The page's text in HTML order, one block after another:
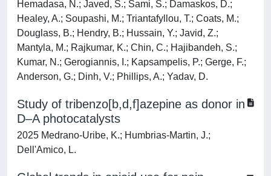
Hemadasa, N.; Javed, S.; Sami, S.; Damaskos, D.;
Healey, A.; Soupashi, M.; Triantafyllou, T.; Coats, M.;
Douglass, B.; Hendry, B.; Hussain, Y.; Javid, Z.;
Mantyla, M.; Rajkumar, K.; Chin, C.; Hajibandeh, S.;
Kumar, N.; Gerogiannis, I.; Kapsampelis, P.; Gerge, F.;
Anderson, G.; Dinh, V.; Phillips, A.; Yadav, D.
Study of tribenzo[b,d,f]azepine as donor in
D–A photocatalysts
2025 Medrano-Uribe, K.; Humbrias-Martin, J.;
Dell'Amico, L.